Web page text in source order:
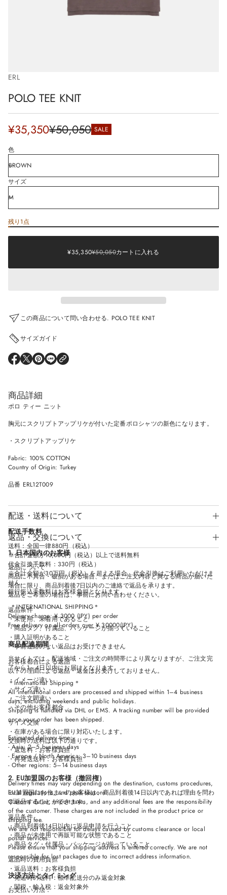
ERL
POLO TEE KNIT
Sale
price
¥35,350Regular
price
¥50,050 SALE
色
サイズ
残り1点
price
SALE
¥35,350REGULAR
¥50,050カートに入れる
この商品について問い合わせる. POLO TEE KNIT
サイズガイド
O
S
I
N
A
E
W
N
D
O
.
O
S
I
N
A
E
W
I
N
D
O
O
S
I
N
A
E
W
N
D
O
.
O
N
A
E
W
N
D
O
.
商品詳細
ポロ ティー ニット
胸元にスクリプトアップリケが付いた定番ポロシャツの新色になります。
・スクリプトアップリケ
Fabric: 100% COTTON
Country of Origin: Turkey
品番 ERL12T009
配送・送料について
配送手数料
送料：全国一律880円（税込）
※合計金額が10,000円（税込）以上で送料無料
代金引換手数料：330円（税込）
※合計金額が30万円（税込）を超える場合、代金引換はご利用いただけま
せん。
銀行振込手数料はお客様負担となります。
＊INTERNATIONAL SHIPPING＊
Delivery charge: ¥ 3000 (JPY) per order
Free delivery on all orders over ¥ 30000(JPY)
商品配達期間
当サイトでは、配送地域・ご注文の時間帯により異なりますが、ご注文完
了から1～4日以内にお届けとなります。
＊International Shipping＊
All international orders are processed and shipped within 1–4 business
days, excluding weekends and public holidays.
Shipping is handled via DHL or EMS. A tracking number will be provided
once your order has been shipped.
Estimated delivery time:
- Asia: 2–5 business days
- Europe / North America: 3–10 business days
- Other regions: 5–14 business days
Delivery times may vary depending on the destination, customs procedures,
local regulations, and peak seasons.
Customs duties, import taxes, and any additional fees are the responsibility
of the customer. These charges are not included in the product price or
shipping fee.
We are not responsible for delays caused by customs clearance or local
postal services.
Please ensure that your shipping address is entered correctly. We are not
responsible for lost packages due to incorrect address information.
決済方法とタイミング
お支払い方法：
返品・交換について
1. 日本国内のお客様
返品について
商品に不具合・破損がある場合、またはご注文内容と異なる商品が届いた
場合に限り、商品到着後7日以内のご連絡で返品を承ります。
返品をご希望の場合は、事前にお問い合わせください。
返品条件
・未使用、未着用であること
・商品タグ、付属品、パッケージが揃っていること
・購入証明があること
＊事前連絡のない返品はお受けできません
お客様都合による返品
以下の理由による返品・返金はお受けしておりません。
・イメージ違い
・サイズ違い
・ご注文間違い
・その他お客様都合
サイズ交換
・在庫がある場合に限り対応いたします。
交換時の送料は以下の通りです。
・返送料：お客様負担
・再発送送料：お客様負担
2. EU加盟国のお客様（撤回権）
EU加盟国にお住まいのお客様は、商品到着後14日以内であれば理由を問わ
ず返品することができます。
返品条件
・商品到着後14日以内に返品申請を行うこと
・商品が未使用で再販可能な状態であること
・商品タグ・付属品・パッケージが揃っていること
返品時の費用負担
・返品送料：お客様負担
・発送時の送料：標準配送分のみ返金対象
・関税・輸入税：返金対象外